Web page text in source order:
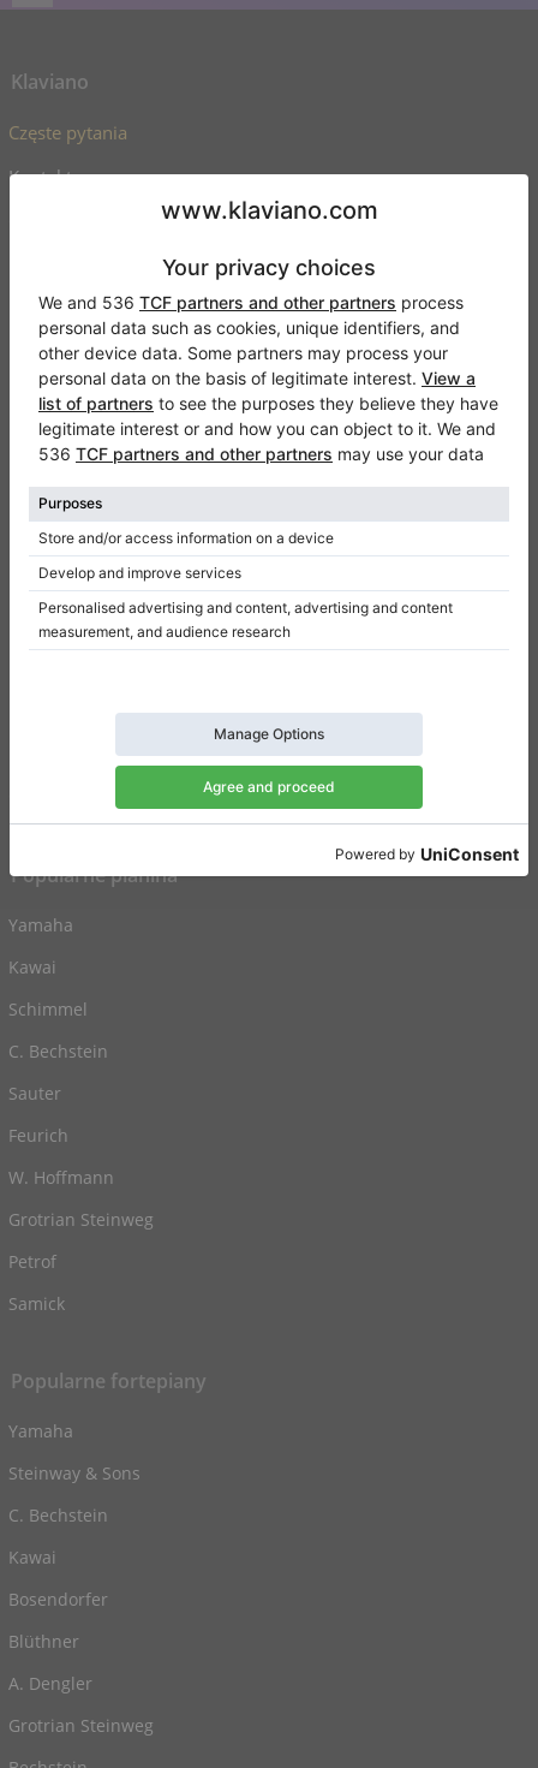
Klaviano
Częste pytania
Kontakt
Regulamin
Polityka prywatności
Ustawienia uzyskiwania zgody
Pianina na sprzedaż
Fortepiany na sprzedaż
Używane pianina
Dodaj ogłoszenie
Popularne pianina
Yamaha
Kawai
Schimmel
C. Bechstein
Sauter
Feurich
W. Hoffmann
Grotrian Steinweg
Petrof
Samick
Popularne fortepiany
Yamaha
Steinway & Sons
C. Bechstein
Kawai
Bosendorfer
Blüthner
A. Dengler
Grotrian Steinweg